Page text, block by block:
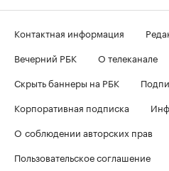
Контактная информация
Вечерний РБК
О телеканале
Скрыть баннеры на РБК
Корпоративная подписка
О соблюдении авторских прав
Пользовательское соглашение